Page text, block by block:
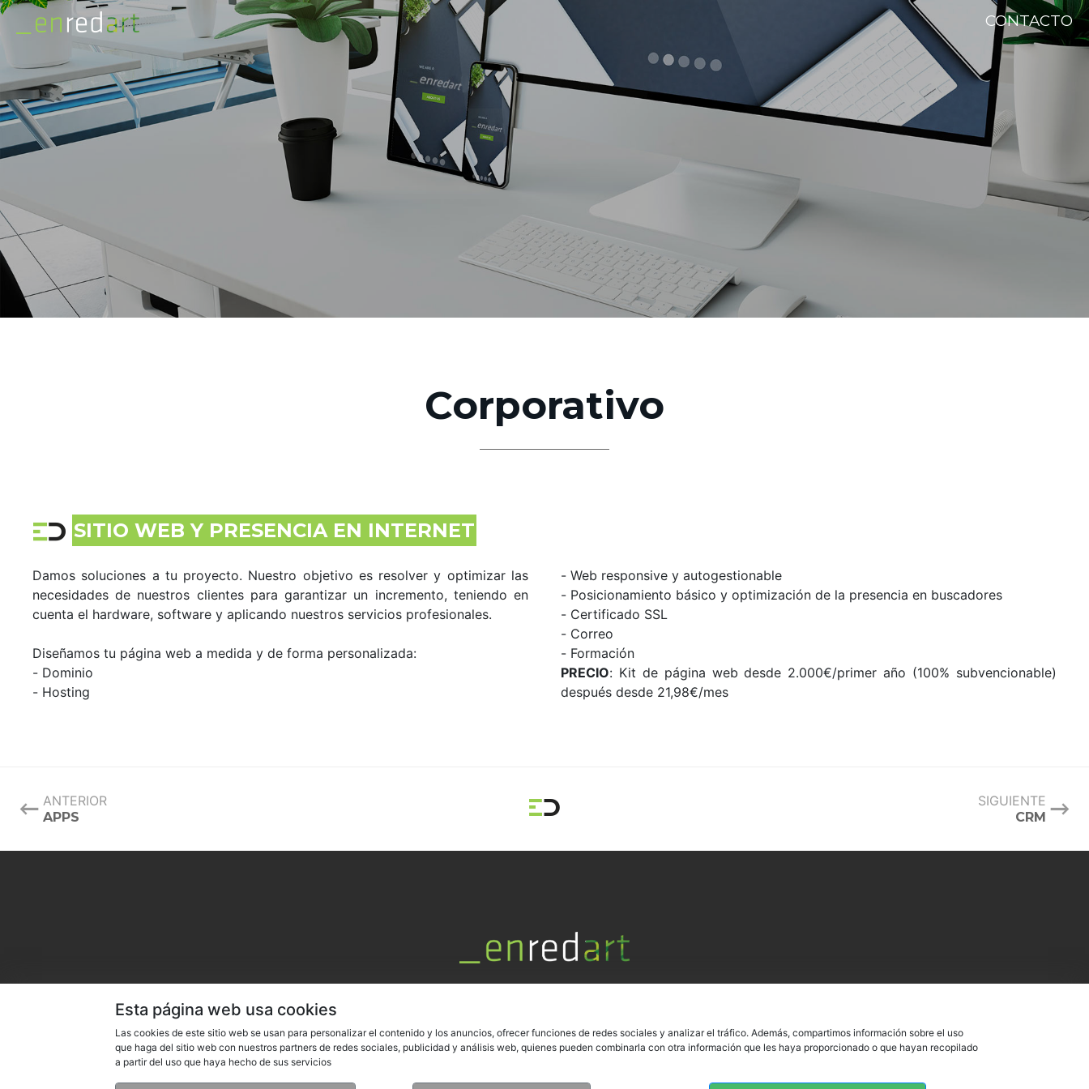
CONTACTO
Corporativo
SITIO WEB Y PRESENCIA EN INTERNET
Damos soluciones a tu proyecto. Nuestro objetivo es resolver y optimizar las
necesidades de nuestros clientes para garantizar un incremento, teniendo en
cuenta el hardware, software y aplicando nuestros servicios profesionales.
Diseñamos tu página web a medida y de forma personalizada:
- Dominio
- Hosting
- Web responsive y autogestionable
- Posicionamiento básico y optimización de la presencia en buscadores
- Certificado SSL
- Correo
- Formación
PRECIO: Kit de página web desde 2.000€/primer año (100% subvencionable)
después desde 21,98€/mes
ANTERIOR
APPS
SIGUIENTE
CRM
d:Ros de Olano 3, 28002 Madrid
Esta página web usa cookies
Las cookies de este sitio web se usan para personalizar el contenido y los anuncios, ofrecer funciones de redes sociales y analizar el tráfico. Además, compartimos información sobre el uso
que haga del sitio web con nuestros partners de redes sociales, publicidad y análisis web, quienes pueden combinarla con otra información que les haya proporcionado o que hayan recopilado
a partir del uso que haya hecho de sus servicios